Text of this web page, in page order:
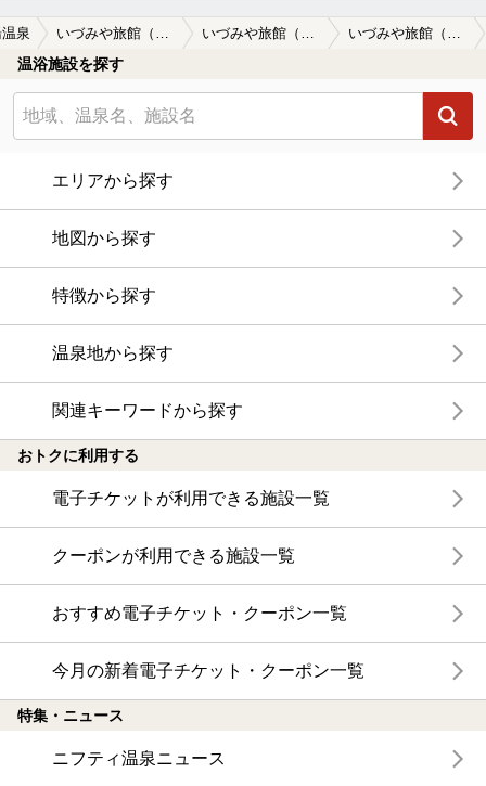
泉
温浴施設を探す
エリアから探す
地図から探す
特徴から探す
温泉地から探す
関連キーワードから探す
おトクに利用する
電子チケットが利用できる施設一覧
クーポンが利用できる施設一覧
おすすめ電子チケット・クーポン一覧
今月の新着電子チケット・クーポン一覧
特集・ニュース
ニフティ温泉ニュース